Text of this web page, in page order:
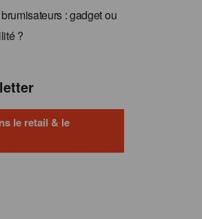
: gadget ou
?
le retail & le